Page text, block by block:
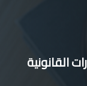
القانونية